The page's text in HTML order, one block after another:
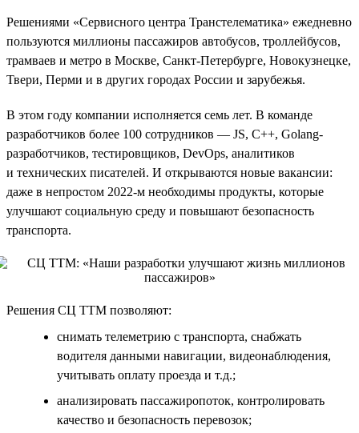
Решениями «Сервисного центра Транстелематика» ежедневно
пользуются миллионы пассажиров автобусов, троллейбусов,
трамваев и метро в Москве, Санкт-Петербурге, Новокузнецке,
Твери, Перми и в других городах России и зарубежья.
В этом году компании исполняется семь лет. В команде
разработчиков более 100 сотрудников — JS, C++, Golang-
разработчиков, тестировщиков, DevOps, аналитиков
и технических писателей. И открываются новые вакансии:
даже в непростом 2022-м необходимы продукты, которые
улучшают социальную среду и повышают безопасность
транспорта.
Решения СЦ ТТМ позволяют:
снимать телеметрию с транспорта, снабжать
водителя данными навигации, видеонаблюдения,
учитывать оплату проезда и т.д.;
анализировать пассажиропоток, контролировать
качество и безопасность перевозок;